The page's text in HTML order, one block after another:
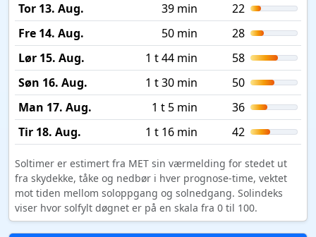
Tor 13. Aug.
39 min
22
Fre 14. Aug.
50 min
28
Lør 15. Aug.
1 t 44 min
58
Søn 16. Aug.
1 t 30 min
50
Man 17. Aug.
1 t 5 min
36
Tir 18. Aug.
1 t 16 min 42
Soltimer er estimert fra MET sin værmelding for stedet ut
fra skydekke, tåke og nedbør i hver prognose-time, vektet
mot tiden mellom soloppgang og solnedgang. Solindeks
viser hvor solfylt døgnet er på en skala fra 0 til 100.